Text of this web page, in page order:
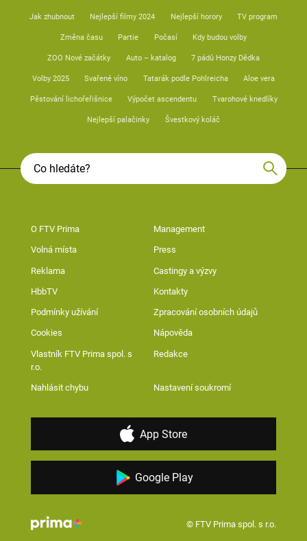
Jak zhubnout Nejlepší filmy 2024 Nejlepší horory TV program
Změna času Partie Počasí Kdy budou volby
ZOO Nové začátky Auto – katalog 7 pádů Honzy Dědka
Volby 2025 Svařené víno Tatarák podle Pohlreicha Aloe vera
Pěstování lichořeřišnice Výpočet ascendentu Tvarohové knedlíky
Nejlepší palačinky Švestkový koláč
O FTV Prima Management
Volná místa Press
Reklama Castingy a výzvy
HbbTV Kontakty
Podmínky užívání Zpracování osobních údajů
Cookies Nápověda
Vlastník FTV Prima spol. s
r.o.
Redakce
Nahlásit chybu Nastavení soukromí
App Store
Google Play
© FTV Prima spol. s r.o.